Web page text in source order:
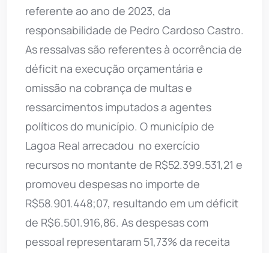
referente ao ano de 2023, da
responsabilidade de Pedro Cardoso Castro.
As ressalvas são referentes à ocorrência de
déficit na execução orçamentária e
omissão na cobrança de multas e
ressarcimentos imputados a agentes
políticos do município. O município de
Lagoa Real arrecadou  no exercício 
recursos no montante de R$52.399.531,21 e
promoveu despesas no importe de
R$58.901.448;07, resultando em um déficit
de R$6.501.916,86. As despesas com
pessoal representaram 51,73% da receita